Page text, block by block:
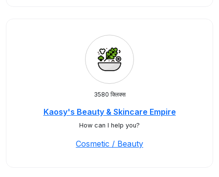
3580 क्लिक्स
Kaosy's Beauty & Skincare Empire
How can I help you?
Cosmetic / Beauty